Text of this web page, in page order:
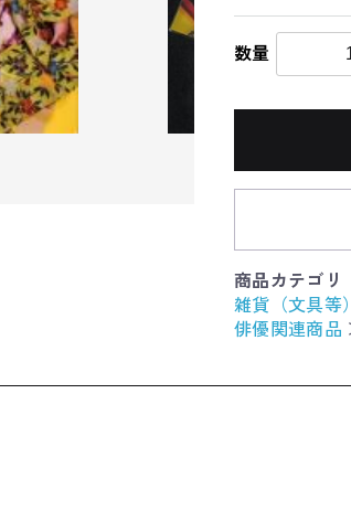
数量
商品カテゴリ
雑貨（文具等）
俳優関連商品